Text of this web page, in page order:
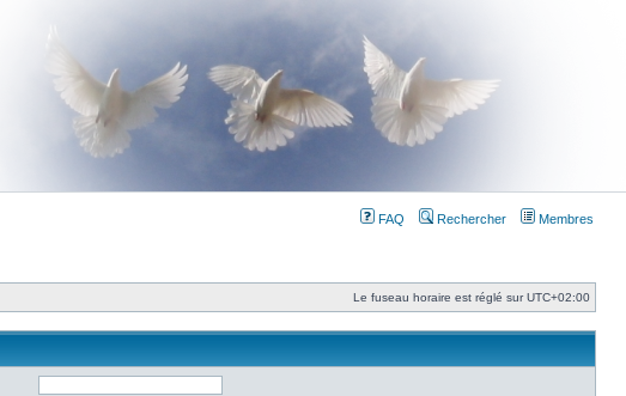
FAQ Rechercher Membres
Le fuseau horaire est réglé surUTC+02:00